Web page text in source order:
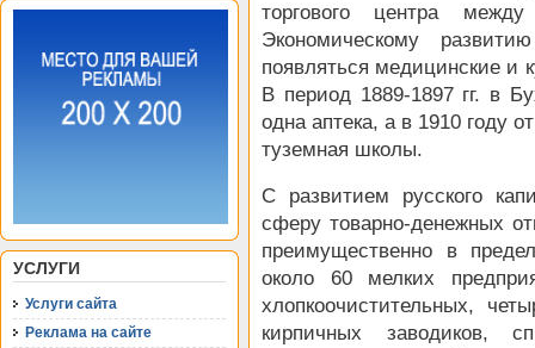
УСЛУГИ
Услуги сайта
Реклама на сайте
торгового центра
Экономическому
появляться медицинские и
В период 1889-1897 гг. в
одна аптека, а в 1910 году
туземная школы.
С развитием русского
сферу товарно-денежных
преимущественно в
около 60 мелких
хлопкоочистительных,
кирпичных заводиков,